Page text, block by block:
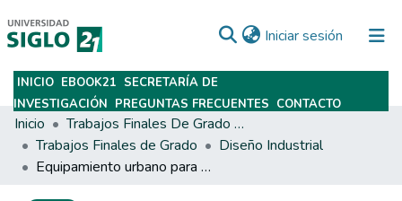
Iniciar sesión (current)
Subir
INICIO EBOOK21 SECRETARÍA DE
INVESTIGACIÓN PREGUNTAS FRECUENTES CONTACTO
Inicio
Trabajos Finales De Grado Y Posgrado
Trabajos Finales de Grado
Diseño Industrial
Equipamiento urbano para servicios de transporte público en la Ciudad de Formosa Capital